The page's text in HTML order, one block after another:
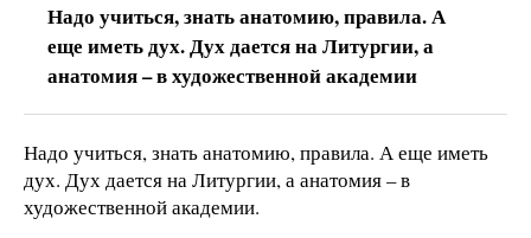
Надо учиться, знать анатомию, правила. А
еще иметь дух. Дух дается на Литургии, а
анатомия – в художественной академии
Надо учиться, знать анатомию, правила. А еще иметь
дух. Дух дается на Литургии, а анатомия – в
художественной академии.